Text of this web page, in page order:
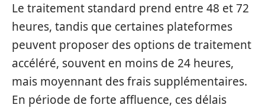
Le traitement standard prend entre 48 et 72
heures, tandis que certaines plateformes
peuvent proposer des options de traitement
accéléré, souvent en moins de 24 heures,
mais moyennant des frais supplémentaires.
En période de forte affluence, ces délais